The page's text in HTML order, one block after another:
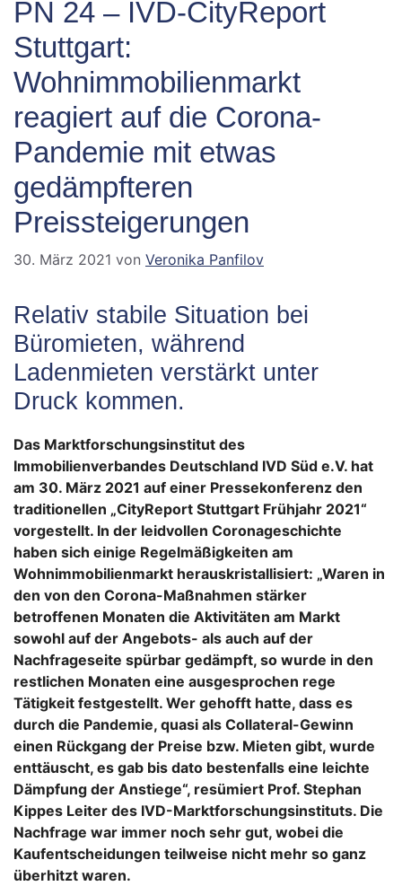
PN 24 – IVD-CityReport
Stuttgart:
Wohnimmobilienmarkt
reagiert auf die Corona-
Pandemie mit etwas
gedämpfteren
Preissteigerungen
30. März 2021 von Veronika Panfilov
Relativ stabile Situation bei
Büromieten, während
Ladenmieten verstärkt unter
Druck kommen.
Das Marktforschungsinstitut des
Immobilienverbandes Deutschland IVD Süd e.V. hat
am 30. März 2021 auf einer Pressekonferenz den
traditionellen „CityReport Stuttgart Frühjahr 2021“
vorgestellt. In der leidvollen Coronageschichte
haben sich einige Regelmäßigkeiten am
Wohnimmobilienmarkt herauskristallisiert: „Waren in
den von den Corona-Maßnahmen stärker
betroffenen Monaten die Aktivitäten am Markt
sowohl auf der Angebots- als auch auf der
Nachfrageseite spürbar gedämpft, so wurde in den
restlichen Monaten eine ausgesprochen rege
Tätigkeit festgestellt. Wer gehofft hatte, dass es
durch die Pandemie, quasi als Collateral-Gewinn
einen Rückgang der Preise bzw. Mieten gibt, wurde
enttäuscht, es gab bis dato bestenfalls eine leichte
Dämpfung der Anstiege“, resümiert Prof. Stephan
Kippes Leiter des IVD-Marktforschungsinstituts. Die
Nachfrage war immer noch sehr gut, wobei die
Kaufentscheidungen teilweise nicht mehr so ganz
überhitzt waren.